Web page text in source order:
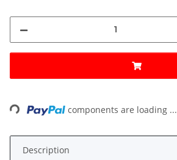
Loading... components are loading ...
Description